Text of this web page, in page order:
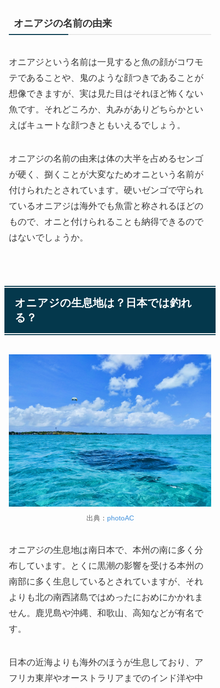
オニアジの名前の由来
オニアジという名前は一見すると魚の顔がコワモ
テであることや、鬼のような顔つきであることが
想像できますが、実は見た目はそれほど怖くない
魚です。それどころか、丸みがありどちらかとい
えばキュートな顔つきともいえるでしょう。
オニアジの名前の由来は体の大半を占めるセンゴ
が硬く、捌くことが大変なためオニという名前が
付けられたとされています。硬いゼンゴで守られ
ているオニアジは海外でも魚雷と称されるほどの
もので、オニと付けられることも納得できるので
はないでしょうか。
オニアジの生息地は？日本では釣れ
る？
出典： photoAC
オニアジの生息地は南日本で、本州の南に多く分
布しています。とくに黒潮の影響を受ける本州の
南部に多く生息しているとされていますが、それ
よりも北の南西諸島ではめったにおめにかかれま
せん。鹿児島や沖縄、和歌山、高知などが有名で
す。
日本の近海よりも海外のほうが生息しており、ア
フリカ東岸やオーストラリアまでのインド洋や中